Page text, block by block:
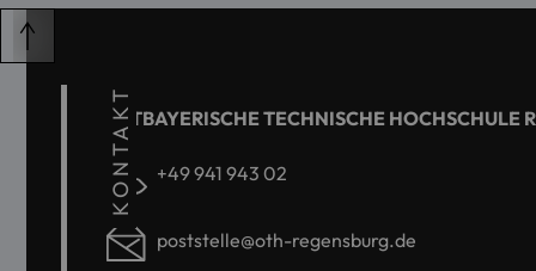
KONTAKT
OSTBAYERISCHE TECHNISCHE HOCHSCHULE
+49 941 943 02
poststelle@oth-regensburg.de